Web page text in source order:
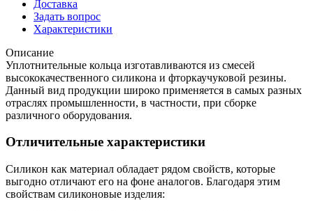
Доставка
Задать вопрос
Характеристики
Описание
Уплотнительные кольца изготавливаются из смесей
высококачественного силикона и фторкаучуковой резины.
Данный вид продукции широко применяется в самых разных
отраслях промышленности, в частности, при сборке
различного оборудования.
Отличительные характеристики
Силикон как материал обладает рядом свойств, которые
выгодно отличают его на фоне аналогов. Благодаря этим
свойствам силиконовые изделия: